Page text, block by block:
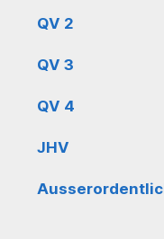
QV 2
QV 3
QV 4
JHV